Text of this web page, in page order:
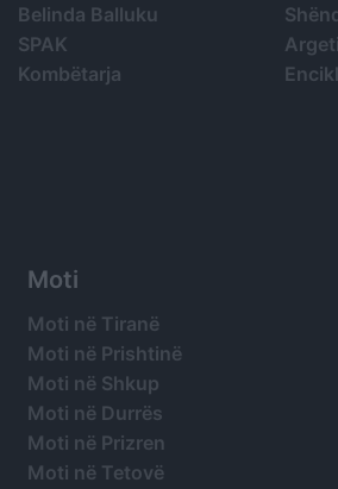
Belinda Balluku
SPAK
Kombëtarja
Moti
Moti në Tiranë
Moti në Prishtinë
Moti në Shkup
Moti në Durrës
Moti në Prizren
Moti në Tetovë